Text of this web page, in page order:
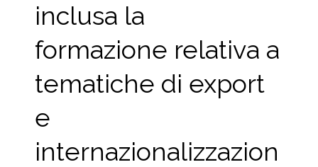
inclusa la
formazione relativa a
tematiche di export
e
internazionalizzazion